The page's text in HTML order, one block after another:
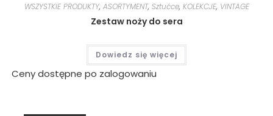
WSZYSTKIE PRODUKTY, ASORTYMENT, Sztućce, KOLEKCJE, VINTAGE
Zestaw noży do sera
Dowiedz się więcej
Ceny dostępne po zalogowaniu